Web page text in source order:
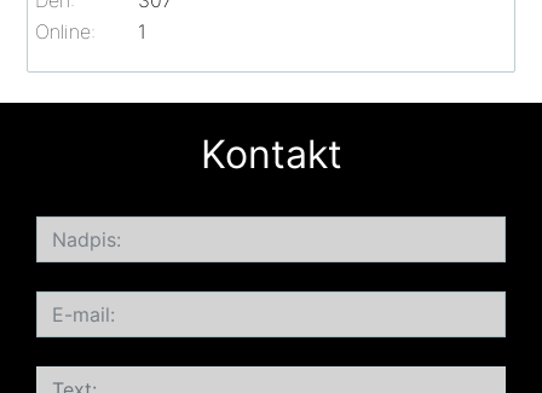
Online: 1
Kontakt